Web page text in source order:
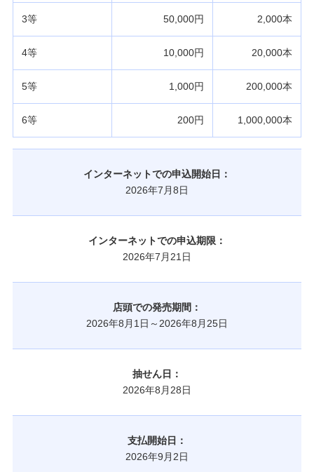
3等 50,000円 2,000本
4等 10,000円 20,000本
5等 1,000円 200,000本
6等 200円 1,000,000本
インターネットでの申込開始日：
2026年7月8日
インターネットでの申込期限：
2026年7月21日
店頭での発売期間：
2026年8月1日～2026年8月25日
抽せん日：
2026年8月28日
支払開始日：
2026年9月2日